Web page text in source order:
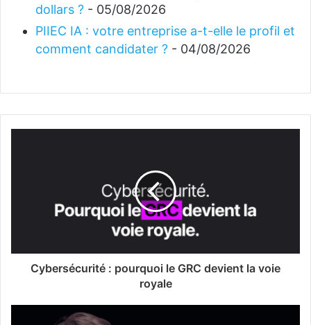
dollars ? - 05/08/2026
PIIEC IA : votre entreprise a-t-elle le profil et
comment candidater ? - 04/08/2026
Cybersécurité : pourquoi le GRC devient la voie
royale